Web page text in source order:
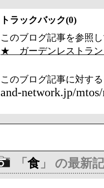
トラックバック(0)
このブログ記事を参照
★ ガーデンレストラン
このブログ記事に対す
and-network.jp/
「 食」 の最新